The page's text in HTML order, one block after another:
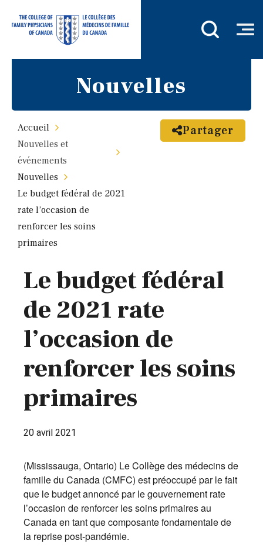
Nouvelles
Accueil
Nouvelles et
événements
Nouvelles
Le budget fédéral de 2021
rate l’occasion de
renforcer les soins
primaires
Partager
Le budget fédéral
de 2021 rate
l’occasion de
renforcer les soins
primaires
20 avril 2021
(Mississauga, Ontario) Le Collège des médecins de
famille du Canada (CMFC) est préoccupé par le fait
que le budget annoncé par le gouvernement rate
l’occasion de renforcer les soins primaires au
Canada en tant que composante fondamentale de
la reprise post-pandémie.